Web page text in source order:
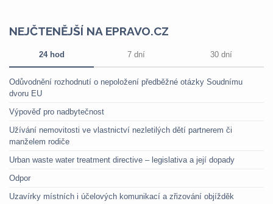
NEJČTENĚJŠÍ NA EPRAVO.CZ
24 hod 7 dní 30 dní
Odůvodnění rozhodnutí o nepoložení předběžné otázky Soudnímu
dvoru EU
Výpověď pro nadbytečnost
Užívání nemovitosti ve vlastnictví nezletilých dětí partnerem či
manželem rodiče
Urban waste water treatment directive – legislativa a její dopady
Odpor
Uzavírky místních i účelových komunikací a zřizování objížděk